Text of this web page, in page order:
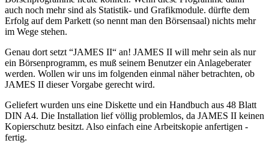
auch noch mehr sind als Statistik- und Grafikmodule. dürfte dem
Erfolg auf dem Parkett (so nennt man den Börsensaal) nichts mehr
im Wege stehen.
Genau dort setzt “JAMES II“ an! JAMES II will mehr sein als nur
ein Börsenprogramm, es muß seinem Benutzer ein Anlageberater
werden. Wollen wir uns im folgenden einmal näher betrachten, ob
JAMES II dieser Vorgabe gerecht wird.
Geliefert wurden uns eine Diskette und ein Handbuch aus 48 Blatt
DIN A4. Die Installation lief völlig problemlos, da JAMES II keinen
Kopierschutz besitzt. Also einfach eine Arbeitskopie anfertigen -
fertig.